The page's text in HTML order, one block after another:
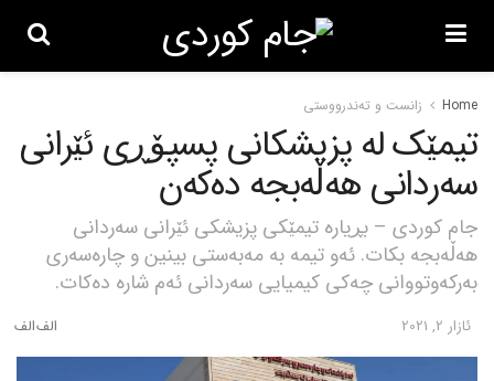
Home زانست و تەندرووستی
تیمێک لە پزیشکانی پسپۆڕی ئێرانی
سەردانی هەڵەبجە دەکەن
جام کوردی – بڕیارە تیمێکی پزیشکی ئێرانی سەردانی
هەڵەبجە بکات. ئەو تیمە بە مەبەستی بینین و چارەسەری
بەرکەوتووانی چەکی کیمیایی سەردانی ئەم شارە دەکات.
ئازار 2, 2021